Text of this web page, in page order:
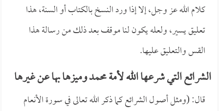
كلام الله عز وجل، إلا إذا ورد النسخ بالكتاب أو السنة، هذا
تعليق يسير، ولعله يكون لنا موقف بعد ذلك من رسالة هذا
القس والتعليق عليها.
الشرائع التي شرعها الله لأمة محمد وميزها بها عن غيرها
قال: (ومثل أصول الشرائع كما ذكر الله تعالى في سورة الأنعام